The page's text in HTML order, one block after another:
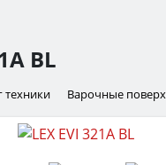
BL
техники Варочные